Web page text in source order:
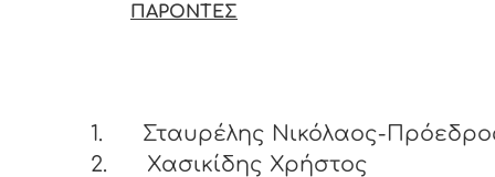
ΠΑΡΟΝΤΕΣ
1.
Σταυρέλης Νικόλαος-
2.
Χασικίδης Χρήστος